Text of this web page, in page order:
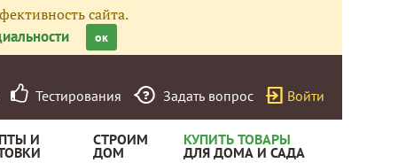
сайта.
ок
Тестирования Задать вопрос Войти
И СТРОИМ
ДОМ
КУПИТЬ ТОВАРЫ
ДЛЯ ДОМА И САДА